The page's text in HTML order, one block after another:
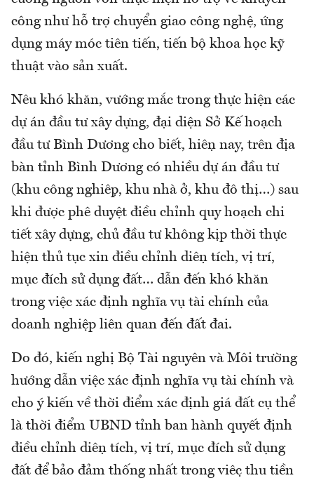
công như hỗ trợ chuyển giao công nghệ, ứng
dụng máy móc tiên tiến, tiến bộ khoa học kỹ
thuật vào sản xuất.
Nêu khó khăn, vướng mắc trong thực hiện các
dự án đầu tư xây dựng, đại diện Sở Kế hoạch
đầu tư Bình Dương cho biết, hiện nay, trên địa
bàn tỉnh Bình Dương có nhiều dự án đầu tư
(khu công nghiệp, khu nhà ở, khu đô thị…) sau
khi được phê duyệt điều chỉnh quy hoạch chi
tiết xây dựng, chủ đầu tư không kịp thời thực
hiện thủ tục xin điều chỉnh diện tích, vị trí,
mục đích sử dụng đất… dẫn đến khó khăn
trong việc xác định nghĩa vụ tài chính của
doanh nghiệp liên quan đến đất đai.
Do đó, kiến nghị Bộ Tài nguyên và Môi trường
hướng dẫn việc xác định nghĩa vụ tài chính và
cho ý kiến về thời điểm xác định giá đất cụ thể
là thời điểm UBND tỉnh ban hành quyết định
điều chỉnh diện tích, vị trí, mục đích sử dụng
đất để bảo đảm thống nhất trong việc thu tiền